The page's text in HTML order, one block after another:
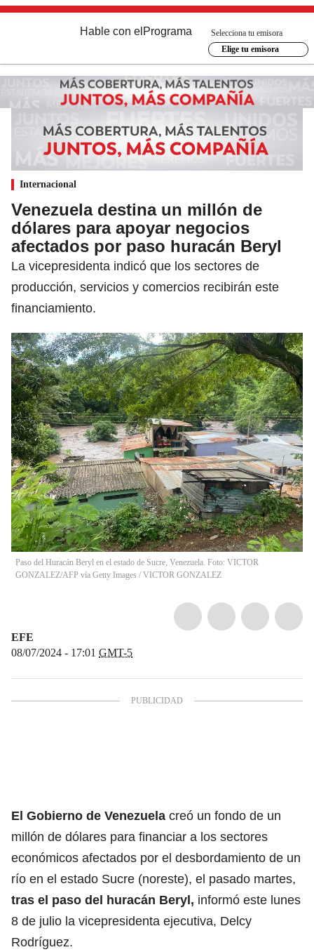
Hable con el Programa
Selecciona tu emisora
Elige tu emisora
Internacional
Venezuela destina un millón de
dólares para apoyar negocios
afectados por paso huracán Beryl
La vicepresidenta indicó que los sectores de
producción, servicios y comercios recibirán este
financiamiento.
Paso del Huracán Beryl en el estado de Sucre, Venezuela. Foto: VICTOR
GONZALEZ/AFP vía Getty Images / VICTOR GONZALEZ
EFE
08/07/2024 - 17:01 GMT-5
El Gobierno de Venezuela creó un fondo de un
millón de dólares para financiar a los sectores
económicos afectados por el desbordamiento de un
río en el estado Sucre (noreste), el pasado martes,
tras el paso del huracán Beryl, informó este lunes
8 de julio la vicepresidenta ejecutiva, Delcy
Rodríguez.